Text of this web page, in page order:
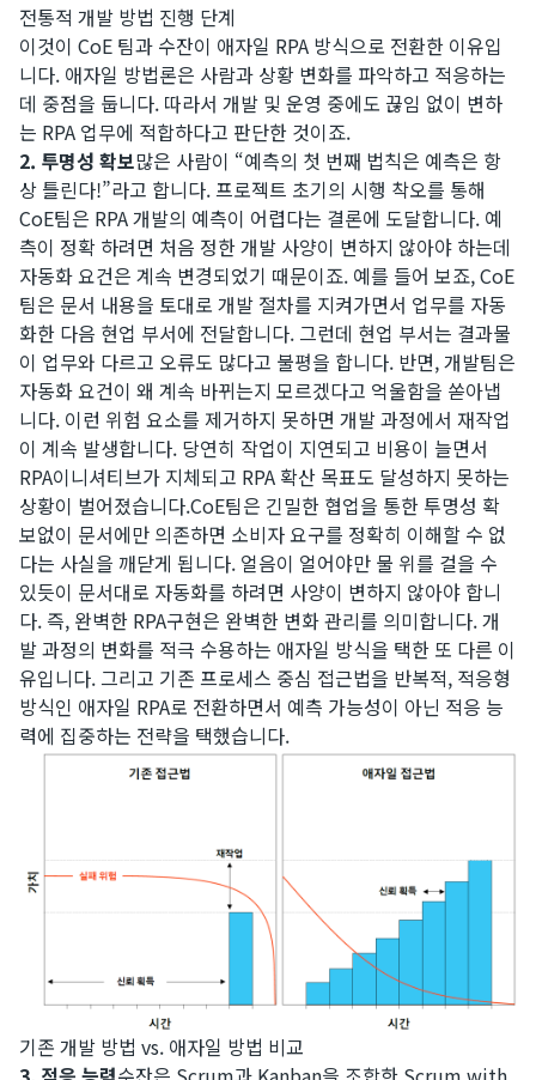
전통적 개발 방법 진행 단계
​이것이 CoE 팀과 수잔이 애자일 RPA 방식으로 전환한 이유입
니다. 애자일 방법론은 사람과 상황 변화를 파악하고 적응하는
데 중점을 둡니다. 따라서 개발 및 운영 중에도 끊임 없이 변하
는 RPA 업무에 적합하다고 판단한 것이죠.
2. 투명성 확보많은 사람이 “예측의 첫 번째 법칙은 예측은 항
상 틀린다!”라고 합니다. 프로젝트 초기의 시행 착오를 통해
CoE팀은 RPA 개발의 예측이 어렵다는 결론에 도달합니다. 예
측이 정확 하려면 처음 정한 개발 사양이 변하지 않아야 하는데
자동화 요건은 계속 변경되었기 때문이죠. 예를 들어 보죠, CoE
팀은 문서 내용을 토대로 개발 절차를 지켜가면서 업무를 자동
화한 다음 현업 부서에 전달합니다. 그런데 현업 부서는 결과물
이 업무와 다르고 오류도 많다고 불평을 합니다. 반면, 개발팀은
자동화 요건이 왜 계속 바뀌는지 모르겠다고 억울함을 쏟아냅
니다. 이런 위험 요소를 제거하지 못하면 개발 과정에서 재작업
이 계속 발생합니다. 당연히 작업이 지연되고 비용이 늘면서
RPA이니셔티브가 지체되고 RPA 확산 목표도 달성하지 못하는
상황이 벌어졌습니다.​CoE팀은 긴밀한 협업을 통한 투명성 확
보없이 문서에만 의존하면 소비자 요구를 정확히 이해할 수 없
다는 사실을 깨닫게 됩니다. 얼음이 얼어야만 물 위를 걸을 수
있듯이 문서대로 자동화를 하려면 사양이 변하지 않아야 합니
다. 즉, 완벽한 RPA구현은 완벽한 변화 관리를 의미합니다. 개
발 과정의 변화를 적극 수용하는 애자일 방식을 택한 또 다른 이
유입니다. 그리고 기존 프로세스 중심 접근법을 반복적, 적응형
방식인 애자일 RPA로 전환하면서 예측 가능성이 아닌 적응 능
력에 집중하는 전략을 택했습니다.
기존 개발 방법 vs. 애자일 방법 비교